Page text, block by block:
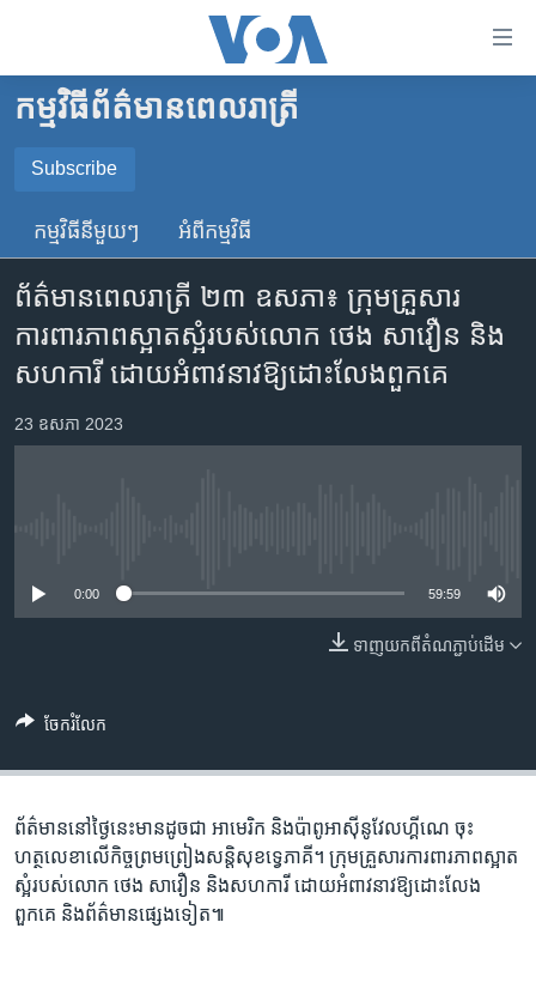
គេហទំព័រ​
ទាក់ទង
រំលង​
ទំព័រ​
ព័ត៌មាន​​
ម្តង
និង​
រំលង​
កាន់​
ស្វែង​
កម្ពុជា
អន្តរជាតិ
ចិន
ហេឡូវីអូអេ
កម្ពុជាច្នៃប្រតិដ្ឋ
ព្រឹត្តិការណ៍ព័ត៌មាន
ទូរទស្សន៍ / វីដេអូ​
កម្មវិធី​ព័ត៌មាន​ពេលរាត្រី
Subscribe
SUBSCRIBE
YouTube Music
Spotify
កម្មវិធី​នីមួយៗ អំពី​កម្មវិធី​
ព័ត៌មានពេលរាត្រី ២៣ ឧសភា៖ ក្រុម​គ្រួសារ​
ការពារ​ភាព​ស្អាត​ស្អំ​របស់​លោក​ ថេង សាវឿន​ និង​
សហការី ដោយ​អំពាវ​នាវ​ឱ្យ​ដោះលែង​ពួក​គេ
23 ឧសភា 2023
0:00 59:59
ទាញ​យក​ពី​តំណភ្ជាប់​ដើម
ចែករំលែក
ព័ត៌មាននៅថ្ងៃនេះមានដូចជា អាមេរិក និង​ប៉ាពូអាស៊ីនូវែលហ្គីណេ ចុះ​
ហត្ថលេខា​លើ​កិច្ចព្រមព្រៀង​សន្តិសុខ​ទ្វេភាគី។ ក្រុមគ្រួសារ​ការពារ​ភាពស្អាត
ស្អំ​របស់​លោក ថេង សាវឿន និងសហការី ដោយ​អំពាវនាវ​ឱ្យ​ដោះលែង​
ពួកគេ និងព័ត៌មានផ្សេងទៀត៕